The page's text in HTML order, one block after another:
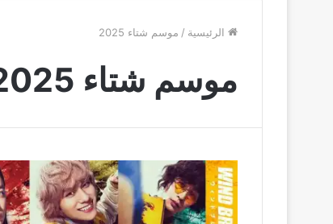
الرئيسية / موسم شتاء 2025
موسم شتاء 2025